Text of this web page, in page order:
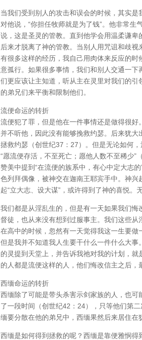
当我们受到别人的攻击和误会的时候，其实
对他说，“你担任牧师就是为了钱”。他非常
说，这是圣灵的管教。直到他学会用温柔谦
后来才脱离了神的管教。当别人用咒诅和歧
有很多这样的经历，我自己用肉体来反应的
意孤行。如果很多事情，我们和别人交通一
们更应该让主知道，听从主在灵里对我们的
的弟兄们来平衡和限制他们。
流便命运的转折
流便犯了罪，但是他在一件事情还是做得很
并不听他，因此没有能够挽救约瑟。后来犹
拯救约瑟（创世纪37：27）。但是无论如何
“愿流便存活，不至死亡；愿他人数不至稀少
赞美中提到“在流便的族系中，有心中定大志
色列拜偶像，被神交在迦南王耶宾手中。神
起“立大志、设大谋”，或许得到了神的喜悦。
我们都是从淫乱生的，但是有一天如果我们
督徒，也从来没有想到过服事主。我们这些
在高中的时候，忽然有一天觉得我这一生要
但是我并不知道我人生要干什么一件什么大
的灵提到天堂上，并告诉我祂对我的计划，
的人都是流便这样的人，他们悔改信主之后，
西缅命运的转折
西缅除了可能是带头杀害示剑家族的人，也
了一段时间（创世纪42：24），只等他们第
缅要分散在他的弟兄中，西缅果然后来居住
西缅是如何得到拯救的呢？西缅是靠便雅悯